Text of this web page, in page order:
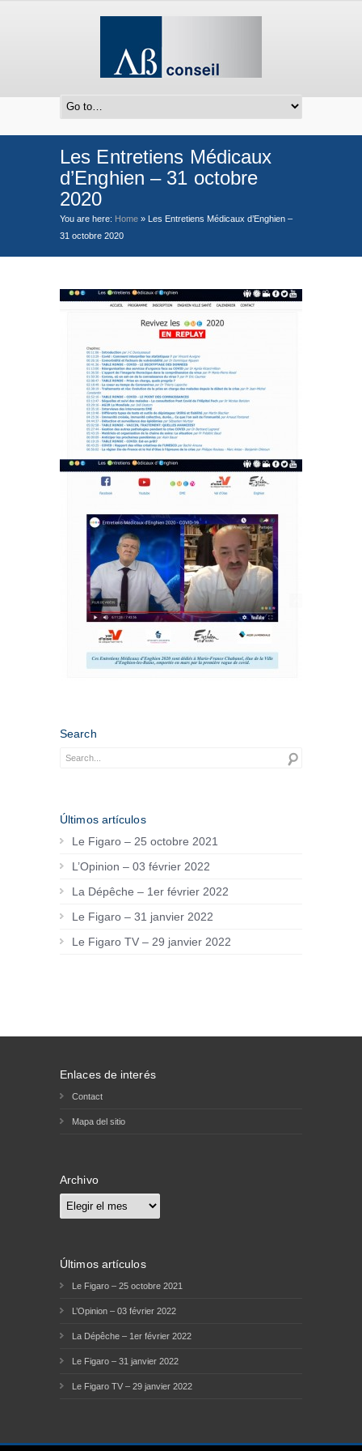
Les Entretiens Médicaux
d’Enghien – 31 octobre
2020
You are here: Home » Les Entretiens Médicaux d’Enghien –
31 octobre 2020
Search
Últimos artículos
Le Figaro – 25 octobre 2021
L’Opinion – 03 février 2022
La Dépêche – 1er février 2022
Le Figaro – 31 janvier 2022
Le Figaro TV – 29 janvier 2022
Enlaces de interés
Contact
Mapa del sitio
Archivo
Archivo
Últimos artículos
Le Figaro – 25 octobre 2021
L’Opinion – 03 février 2022
La Dépêche – 1er février 2022
Le Figaro – 31 janvier 2022
Le Figaro TV – 29 janvier 2022